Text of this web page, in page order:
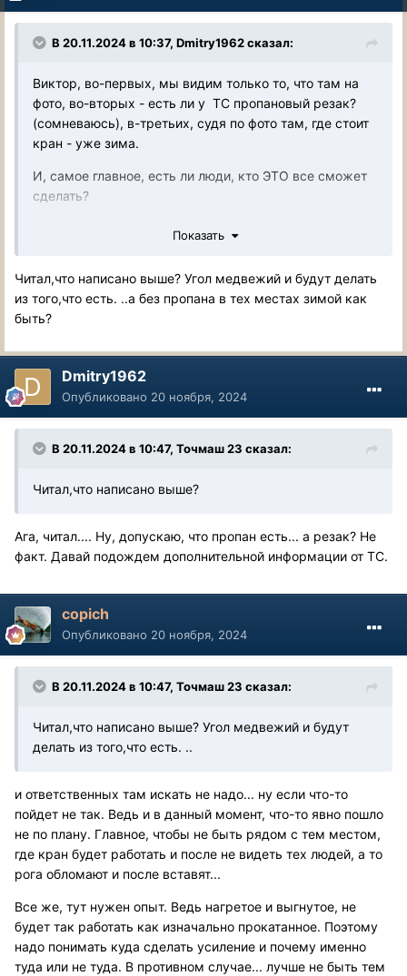
В 20.11.2024 в 10:37, Dmitry1962сказал:
Виктор, во-первых, мы видим только то, что там на
фото, во-вторых - есть ли у ТС пропановый резак?
(сомневаюсь), в-третьих, судя по фото там, где стоит
кран - уже зима.
И, самое главное, есть ли люди, кто ЭТО все сможет
сделать?
Показать
Читал,что написано выше? Угол медвежий и будут делать
из того,что есть. ..а без пропана в тех местах зимой как
быть?
Dmitry1962
Опубликовано 20 ноября, 2024
В 20.11.2024 в 10:47, Точмаш 23 сказал:
Читал,что написано выше?
Ага, читал.... Ну, допускаю, что пропан есть... а резак? Не
факт. Давай подождем дополнительной информации от ТС.
copich
Опубликовано 20 ноября, 2024
В 20.11.2024 в 10:47, Точмаш 23 сказал:
Читал,что написано выше? Угол медвежий и будут
делать из того,что есть. ..
и ответственных там искать не надо... ну если что-то
пойдет не так. Ведь и в данный момент, что-то явно пошло
не по плану. Главное, чтобы не быть рядом с тем местом,
где кран будет работать и после не видеть тех людей, а то
рога обломают и после вставят...
Все же, тут нужен опыт. Ведь нагретое и выгнутое, не
будет так работать как изначально прокатанное. Поэтому
надо понимать куда сделать усиление и почему именно
туда или не туда. В противном случае... лучше не быть тем